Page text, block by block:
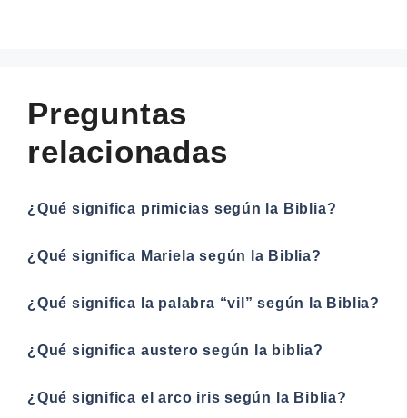
Preguntas
relacionadas
¿Qué significa primicias según la Biblia?
¿Qué significa Mariela según la Biblia?
¿Qué significa la palabra “vil” según la Biblia?
¿Qué significa austero según la biblia?
¿Qué significa el arco iris según la Biblia?